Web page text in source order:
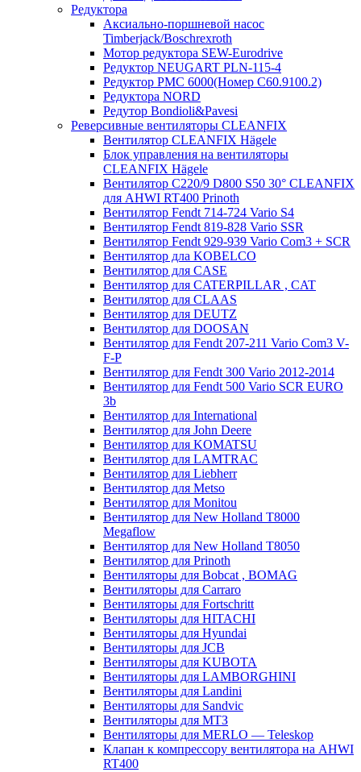
Редуктора
Аксиально-поршневой насос
Timberjack/Boschrexroth
Мотор редуктора SEW-Eurodrive
Редуктор NEUGART PLN-115-4
Редуктор PMC 6000(Номер C60.9100.2)
Редуктора NORD
Редутор Bondioli&Pavesi
Реверсивные вентиляторы CLEANFIX
Вентилятор CLEANFIX Hägele
Блок управления на вентиляторы
CLEANFIX Hägele
Вентилятор C220/9 D800 S50 30° CLEANFIX
для AHWI RT400 Prinoth
Вентилятор Fendt 714-724 Vario S4
Вентилятор Fendt 819-828 Vario SSR
Вентилятор Fendt 929-939 Vario Com3 + SCR
Вентилятор дла KOBELCO
Вентилятор для CASE
Вентилятор для CATERPILLAR , CAT
Вентилятор для CLAAS
Вентилятор для DEUTZ
Вентилятор для DOOSAN
Вентилятор для Fendt 207-211 Vario Com3 V-
F-P
Вентилятор для Fendt 300 Vario 2012-2014
Вентилятор для Fendt 500 Vario SCR EURO
3b
Вентилятор для International
Вентилятор для John Deere
Вентилятор для KOMATSU
Вентилятор для LAMTRAC
Вентилятор для Liebherr
Вентилятор для Metso
Вентилятор для Monitou
Вентилятор для New Holland T8000
Megaflow
Вентилятор для New Holland T8050
Вентилятор для Prinoth
Вентиляторы для Bobcat , BOMAG
Вентиляторы для Carraro
Вентиляторы для Fortschritt
Вентиляторы для HITACHI
Вентиляторы для Hyundai
Вентиляторы для JCB
Вентиляторы для KUBOTA
Вентиляторы для LAMBORGHINI
Вентиляторы для Landini
Вентиляторы для Sandvic
Вентиляторы для МТЗ
Вентиляторы для MERLO — Teleskop
Клапан к компрессору вентилятора на AHWI
RT400